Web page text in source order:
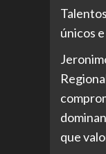
únicos
que